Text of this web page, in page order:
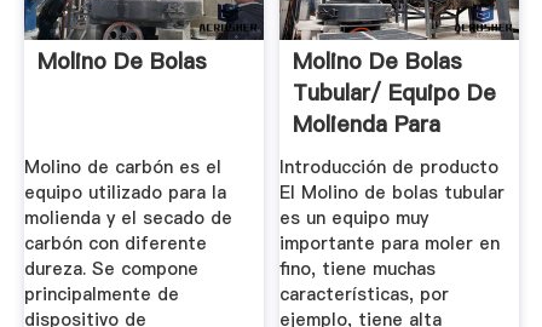
Molino De Bolas
Molino de carbón es el
equipo utilizado para la
molienda y el secado de
carbón con diferente
dureza. Se compone
principalmente de
dispositivo de
Molino De Bolas
Tubular/ Equipo De
Molienda Para
Cemento ...
Introducción de producto
El Molino de bolas tubular
es un equipo muy
importante para moler en
fino, tiene muchas
características, por
ejemplo, tiene alta